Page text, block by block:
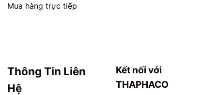
Mua hàng trực tiếp
Thông Tin Liên
Hệ
Kết nối với
THAPHACO